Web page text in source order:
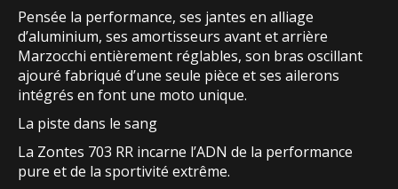
Pensée la performance, ses jantes en alliage
d’aluminium, ses amortisseurs avant et arrière
Marzocchi entièrement réglables, son bras oscillant
ajouré fabriqué d’une seule pièce et ses ailerons
intégrés en font une moto unique.
La piste dans le sang
La Zontes 703 RR incarne l’ADN de la performance
pure et de la sportivité extrême.